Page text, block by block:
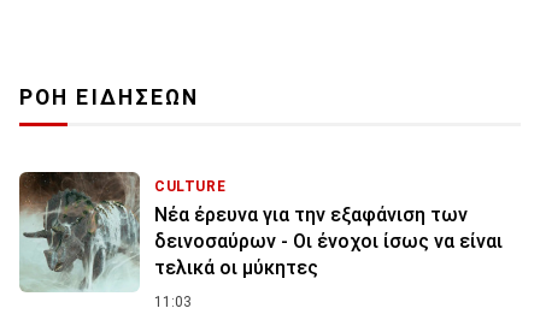
ΡΟΗ ΕΙΔΗΣΕΩΝ
CULTURE
Νέα έρευνα για την εξαφάνιση των
δεινοσαύρων - Οι ένοχοι ίσως να είναι
τελικά οι μύκητες
11:03